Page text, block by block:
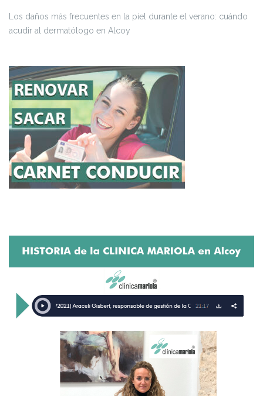
Los daños más frecuentes en la piel durante el verano: cuándo
acudir al dermatólogo en Alcoy